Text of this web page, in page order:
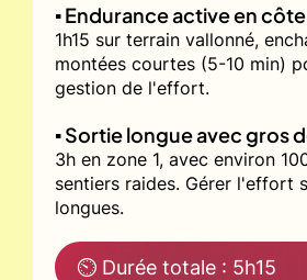
▪️ Endurance active en côte
1h15 sur terrain vallonné,
montées courtes (5-10 min)
gestion de l'effort.
▪️ Sortie longue avec gros
3h en zone 1, avec environ
sentiers raides. Gérer l'effort
longues.
⏲ Durée totale : 5h15